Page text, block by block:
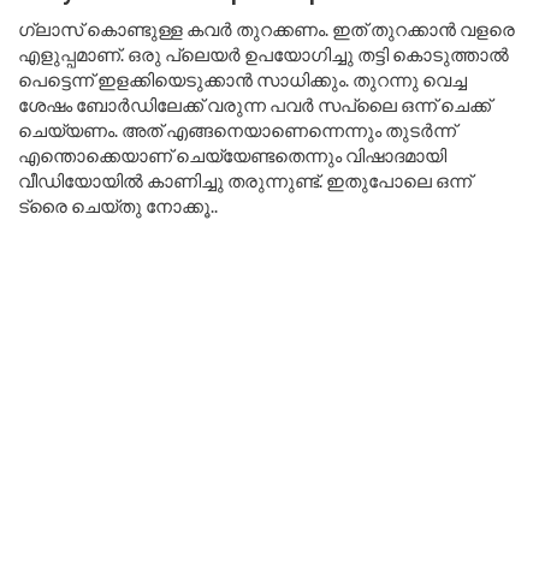
ഗ്ലാസ് കൊണ്ടുള്ള കവർ തുറക്കണം. ഇത് തുറക്കാൻ വളരെ
എളുപ്പമാണ്. ഒരു പ്ലെയർ ഉപയോഗിച്ചു തട്ടി കൊടുത്താൽ
പെട്ടെന്ന് ഇളക്കിയെടുക്കാൻ സാധിക്കും. തുറന്നു വെച്ച
ശേഷം ബോർഡിലേക്ക് വരുന്ന പവർ സപ്ലൈ ഒന്ന് ചെക്ക്
ചെയ്യണം. അത് എങ്ങനെയാണെന്നെന്നും തുടർന്ന്
എന്തൊക്കെയാണ് ചെയ്യേണ്ടതെന്നും വിഷാദമായി
വീഡിയോയിൽ കാണിച്ചു തരുന്നുണ്ട്. ഇതുപോലെ ഒന്ന്
ട്രൈ ചെയ്തു നോക്കൂ..